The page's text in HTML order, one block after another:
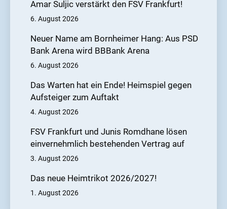
des 1. FSV Mainz 05 zu Gast in der PSD Bank
Amar Suljic verstärkt den FSV Frankfurt!
6. August 2026
Neuer Name am Bornheimer Hang: Aus PSD
Bank Arena wird BBBank Arena
6. August 2026
Das Warten hat ein Ende! Heimspiel gegen
Aufsteiger zum Auftakt
4. August 2026
FSV Frankfurt und Junis Romdhane lösen
einvernehmlich bestehenden Vertrag auf
3. August 2026
Das neue Heimtrikot 2026/2027!
1. August 2026